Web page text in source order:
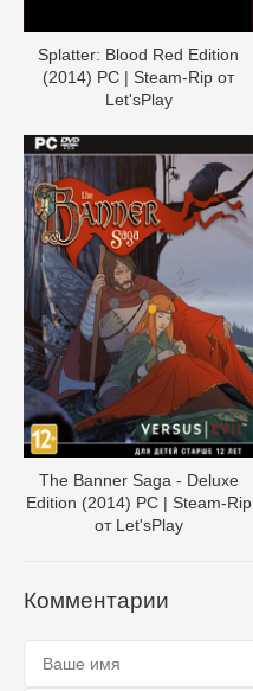
Splatter: Blood Red Edition
(2014) PC | Steam-Rip от
Let'sРlay
The Banner Saga - Deluxe
Edition (2014) PC | Steam-Rip
от Let'sРlay
Комментарии